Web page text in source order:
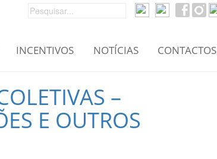
CONTACTOS
NOTÍCIAS
INCENTIVOS
–
E OUTROS